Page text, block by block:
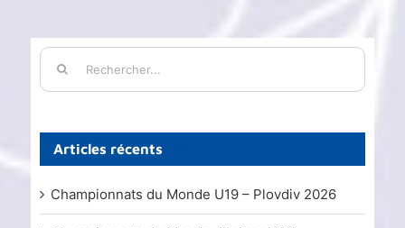
Rechercher:
Articles récents
Championnats du Monde U19 – Plovdiv 2026